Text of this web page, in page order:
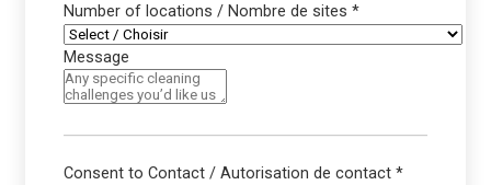
Number of locations / Nombre de sites *
Message
Consent to Contact / Autorisation de contact *